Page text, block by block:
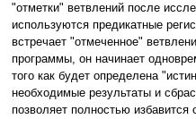
"отметки" ветвлений после
используются предикатные
встречает "отмеченное"
программы, он начинает
того как будет определена
необходимые результаты и
позволяет полностью